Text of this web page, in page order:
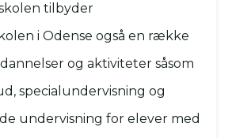
tilbyder
i Odense også en række
og aktiviteter såsom
specialundervisning og
undervisning for elever med